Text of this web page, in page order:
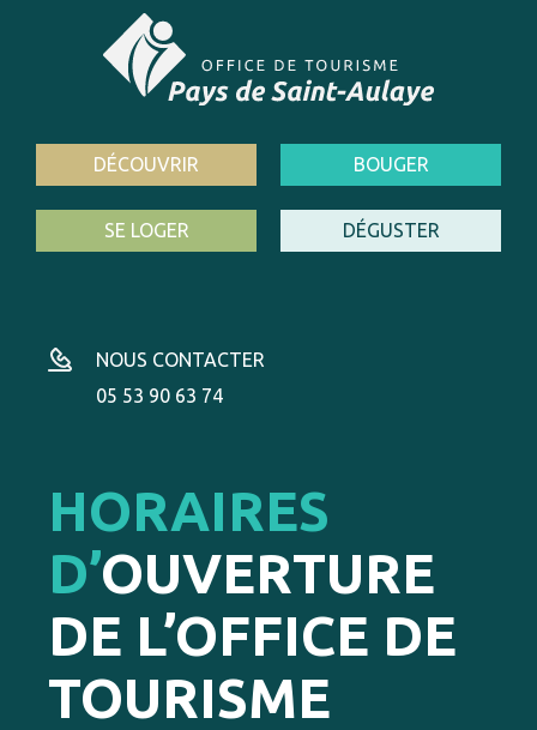
DÉCOUVRIR BOUGER
SE LOGER DÉGUSTER
NOUS CONTACTER
05 53 90 63 74
HORAIRES
D’OUVERTURE
DE L’OFFICE DE
TOURISME